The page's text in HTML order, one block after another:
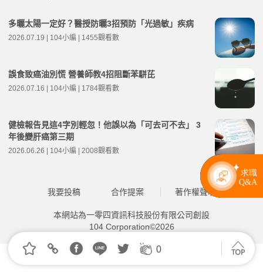
0
多曬太陽一定好？醫授防曬3招預防「光過敏」疾病
2026.07.19 | 104小編 | 1455觀看數
誤食致癌油別慌 營養師教4招阻斷苯駢芘
2026.07.16 | 104小編 | 1784觀看數
健檢報告見這4字別輕忽！他誤以為「可去可不去」 3
年後變肝癌第三期
2026.06.26 | 104小編 | 2008觀看數
我要投稿 合作提案 著作權聲明
本網站為一零四資訊科技股份有限公司創設
104 Corporation©2026